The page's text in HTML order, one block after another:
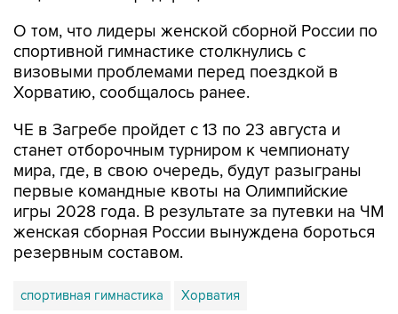
О том, что лидеры женской сборной России по
спортивной гимнастике столкнулись с
визовыми проблемами перед поездкой в
Хорватию, сообщалось ранее.
ЧЕ в Загребе пройдет с 13 по 23 августа и
станет отборочным турниром к чемпионату
мира, где, в свою очередь, будут разыграны
первые командные квоты на Олимпийские
игры 2028 года. В результате за путевки на ЧМ
женская сборная России вынуждена бороться
резервным составом.
спортивная гимнастика Хорватия